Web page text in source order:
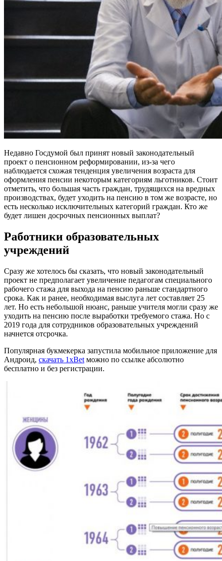
Недавно Госдумой был принят новый законодательный
проект о пенсионном реформировании, из-за чего
наблюдается схожая тенденция увеличения возраста для
оформления пенсии некоторым категориям льготников. Стоит
отметить, что большая часть граждан, трудящихся на вредных
производствах, будет уходить на пенсию в том же возрасте, но
есть несколько исключительных категорий граждан. Кто же
будет лишен досрочных пенсионных выплат?
Работники образовательных
учреждений
Сразу же хотелось бы сказать, что новый законодательный
проект не предполагает увеличение педагогам специального
рабочего стажа для выхода на пенсию раньше стандартного
срока. Как и ранее, необходимая выслуга лет составляет 25
лет. Но есть небольшой нюанс, раньше учителя могли сразу же
уходить на пенсию после выработки требуемого стажа. Но с
2019 года для сотрудников образовательных учреждений
начнется отсрочка.
Популярная букмекерка запустила мобильное приложение для
Андроид, скачать 1xBet можно по ссылке абсолютно
бесплатно и без регистрации.